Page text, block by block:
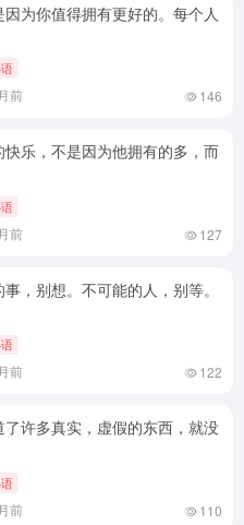
为你值得拥有更好的。每个人
前 146
快乐，不是因为他拥有的多，而
前 127
，别想。不可能的人，别等。
前 122
了许多真实，虚假的东西，就没
前 110